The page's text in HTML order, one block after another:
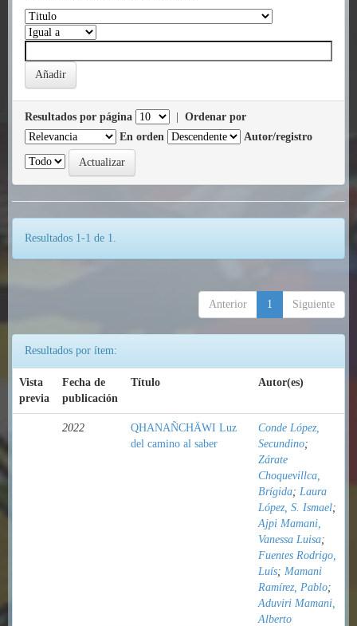
Resultados por página
Ordenar por
En orden
Autor/registro
Resultados 1-1 de 1.
Anterior 1 Siguiente
Resultados por ítem:
Vista
previa
Fecha de
publicación
Título Autor(es)
2022
QHANAÑCHÄWI Luz
del camino al saber
Conde López,
Secundino;
Zárate
Choquevillca,
Brígida; Laura
López, S. Ismael;
Ajpi Mamani,
Vanessa Luisa;
Fuentes Rodrigo,
Luís; Mamani
Ramírez, Pablo;
Aduviri Mamani,
Alberto